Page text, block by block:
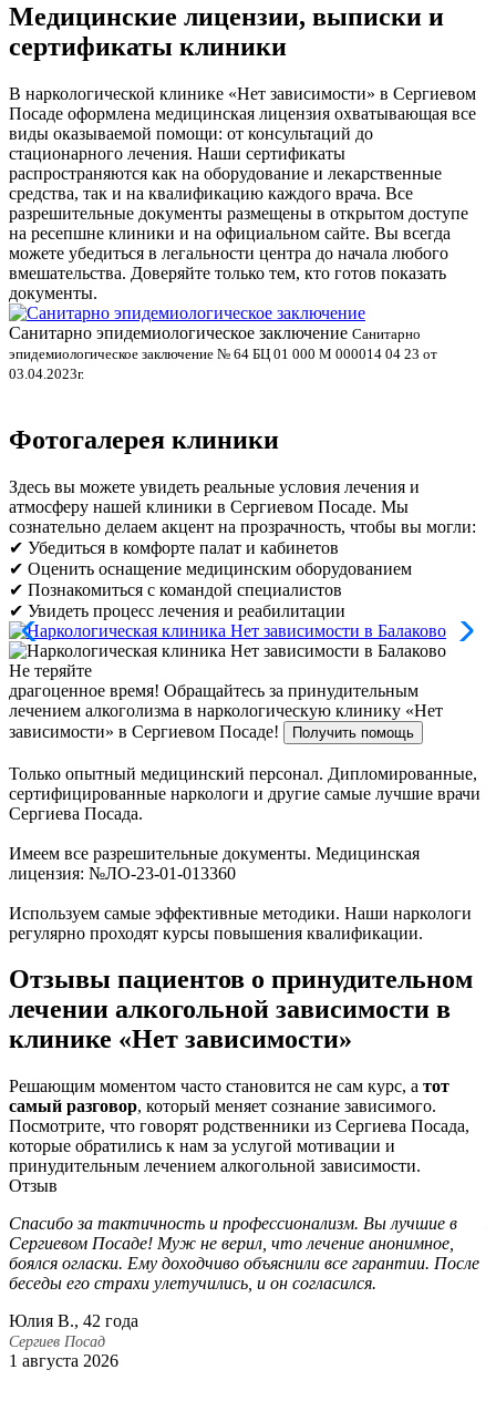
Медицинские лицензии, выписки и
сертификаты клиники
В наркологической клинике «Нет зависимости» в Сергиевом
Посаде оформлена медицинская лицензия охватывающая все
виды оказываемой помощи: от консультаций до
стационарного лечения. Наши сертификаты
распространяются как на оборудование и лекарственные
средства, так и на квалификацию каждого врача. Все
разрешительные документы размещены в открытом доступе
на ресепшне клиники и на официальном сайте. Вы всегда
можете убедиться в легальности центра до начала любого
вмешательства. Доверяйте только тем, кто готов показать
документы.
Санитарно эпидемиологическое заключение Санитарно
эпидемиологическое заключение № 64 БЦ 01 000 М 000014 04 23 от
03.04.2023г.
Фотогалерея клиники
Здесь вы можете увидеть реальные условия лечения и
атмосферу нашей клиники в Сергиевом Посаде. Мы
сознательно делаем акцент на прозрачность, чтобы вы могли:
✔ Убедиться в комфорте палат и кабинетов
✔ Оценить оснащение медицинским оборудованием
✔ Познакомиться с командой специалистов
✔ Увидеть процесс лечения и реабилитации
Не теряйте
драгоценное время! Обращайтесь за принудительным
лечением алкоголизма в наркологическую клинику «Нет
зависимости» в Сергиевом Посаде!
Получить помощь
Только опытный медицинский персонал. Дипломированные,
сертифицированные наркологи и другие самые лучшие врачи
Сергиева Посада.
Имеем все разрешительные документы. Медицинская
лицензия: №ЛО-23-01-013360
Используем самые эффективные методики. Наши наркологи
регулярно проходят курсы повышения квалификации.
Отзывы пациентов о принудительном
лечении алкогольной зависимости в
клинике «Нет зависимости»
Решающим моментом часто становится не сам курс, а тот
самый разговор, который меняет сознание зависимого.
Посмотрите, что говорят родственники из Сергиева Посада,
которые обратились к нам за услугой мотивации и
принудительным лечением алкогольной зависимости.
Отзыв
Спасибо за тактичность и профессионализм. Вы лучшие в
Сергиевом Посаде! Муж не верил, что лечение анонимное,
боялся огласки. Ему доходчиво объяснили все гарантии. После
беседы его страхи улетучились, и он согласился.
Юлия В., 42 года
Сергиев Посад
1 августа 2026